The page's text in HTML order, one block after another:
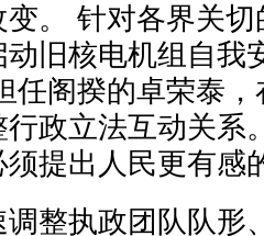
。 针对各界关
旧核电机组自我
任阁揆的卓荣泰
政立法互动关系
提出人民更有感
整执政团队队形